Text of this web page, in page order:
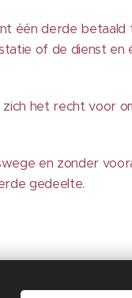
één derde
of de dienst en
zich het recht voor
en zonder
gedeelte.